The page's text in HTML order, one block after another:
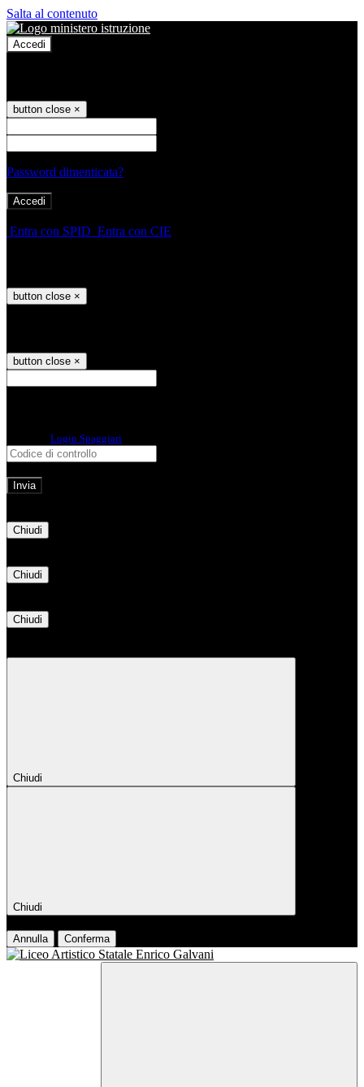
Salta al contenuto
Accedi
button close ×
Password dimenticata?
Entra con SPID Entra con CIE
button close ×
button close ×
Login Spaggiari
Chiudi
Chiudi
Chiudi
Chiudi
Chiudi
Annulla Conferma